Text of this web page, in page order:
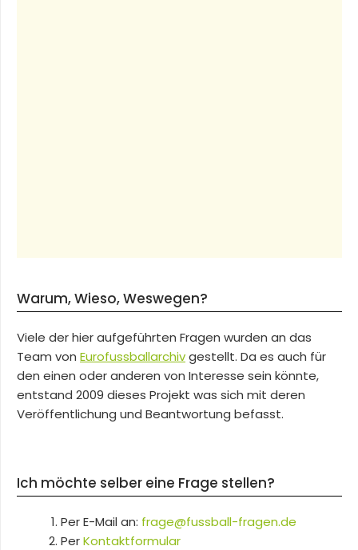
Warum, Wieso, Weswegen?
Viele der hier aufgeführten Fragen wurden an das
Team von Eurofussballarchivgestellt. Da es auch für
den einen oder anderen von Interesse sein könnte,
entstand 2009 dieses Projekt was sich mit deren
Veröffentlichung und Beantwortung befasst.
Ich möchte selber eine Frage stellen?
Per E-Mail an: frage@fussball-fragen.de
PerKontaktformular